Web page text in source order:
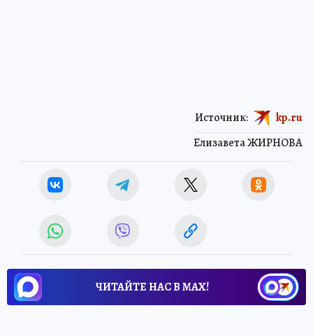
Елизавета ЖИРНОВА
Источник: kp.ru
ЧИТАЙТЕ НАС В МАХ!